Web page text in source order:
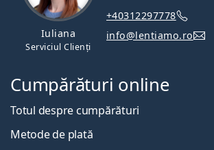
Iuliana
Serviciul Clienți
+40312297778
info@lentiamo.ro
Cumpărături online
Totul despre cumpărături
Metode de plată